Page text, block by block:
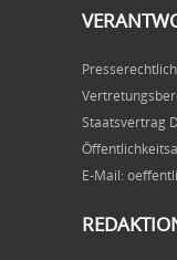
Staatsvertrag
E-Mail: